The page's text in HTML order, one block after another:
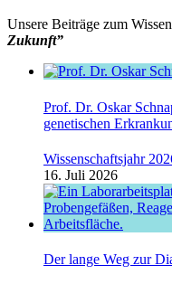
Unsere Beiträge zum
Zukunft”
Prof. Dr. Oskar
genetischen
Wissenschaftsjahr
16. Juli 2026
Der lange Weg zur